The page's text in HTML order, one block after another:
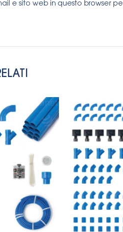
e sito web in questo browser